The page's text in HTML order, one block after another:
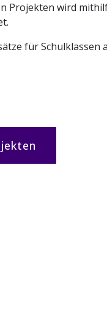
Projekten wird
für Schulklassen